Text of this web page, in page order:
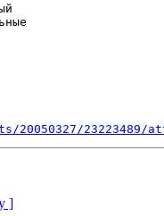
23223489/
]